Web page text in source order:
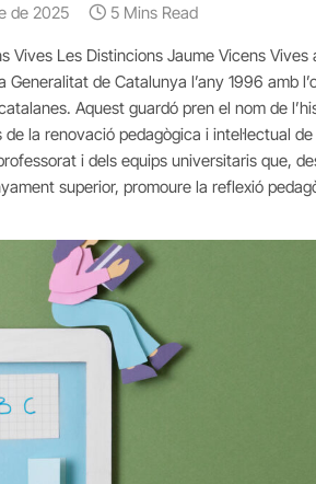
de 2025 5 Mins Read
Vives Les Distincions Jaume Vicens
de Catalunya l’any 1996 amb
Aquest guardó pren el nom de
la renovació pedagògica i intel·lectual
i dels equips universitaris que,
superior, promoure la reflexió